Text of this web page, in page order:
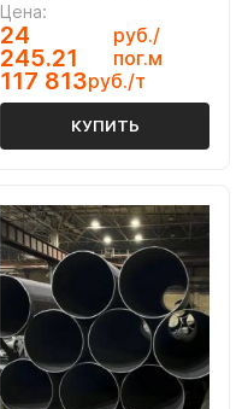
Цена:
24
245.21
руб./
пог.м
117 813руб./т
КУПИТЬ